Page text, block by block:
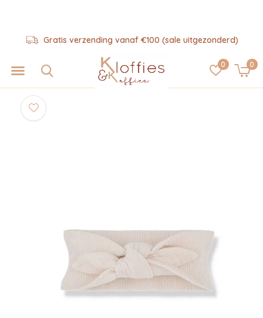
0 0
Gratis verzending vanaf €100 (sale uitgezonderd)